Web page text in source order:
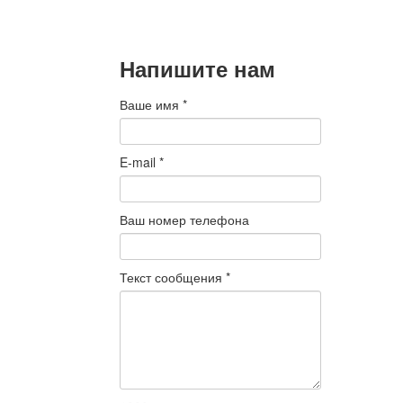
Напишите нам
Ваше имя*
E-mail*
Ваш номер телефона
Текст сообщения*